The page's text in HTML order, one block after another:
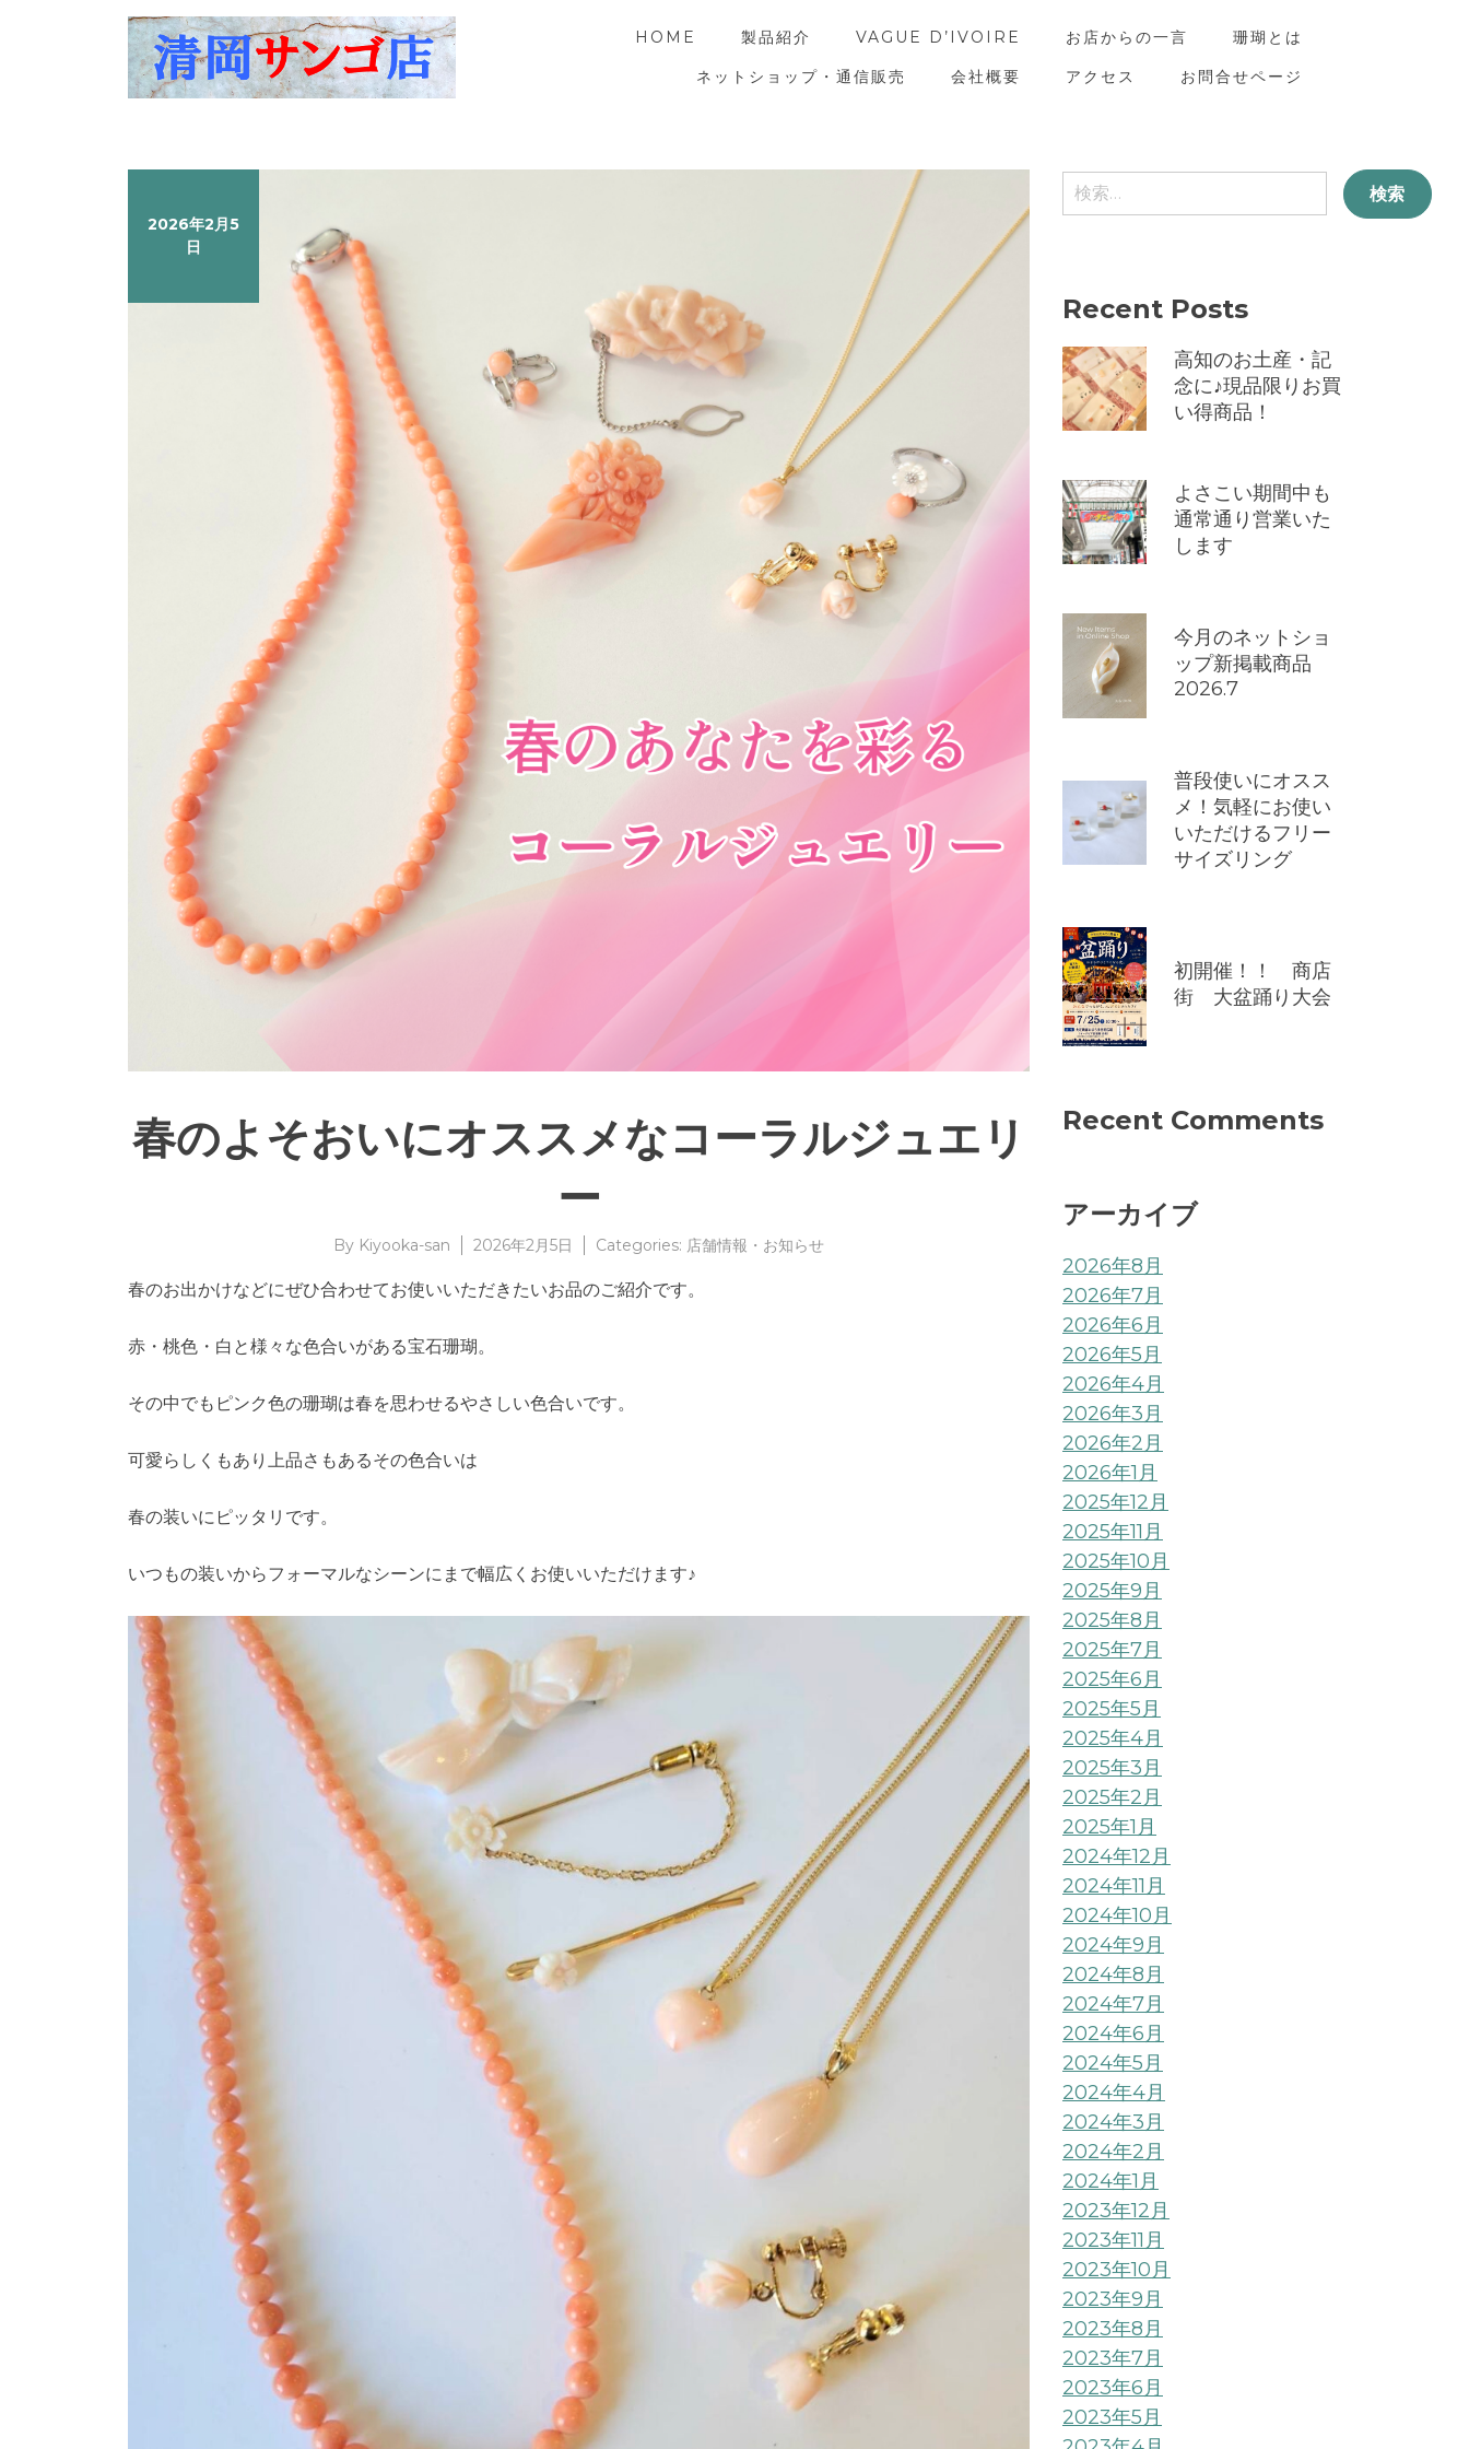
HOME 製品紹介 VAGUE D’IVOIRE お店からの一言
珊瑚とは
ネットショップ・通信販売
会社概要 アクセス お問合せページ
2026年2月5
日
春のよそおいにオススメなコーラルジュエリ
ー
By Kiyooka-san 2026年2月5日 Categories: 店舗情報・お知らせ
春のお出かけなどにぜひ合わせてお使いいただきたいお品のご紹介です。
赤・桃色・白と様々な色合いがある宝石珊瑚。
その中でもピンク色の珊瑚は春を思わせるやさしい色合いです。
可愛らしくもあり上品さもあるその色合いは
春の装いにピッタリです。
いつもの装いからフォーマルなシーンにまで幅広くお使いいただけます♪
検
索:
Recent Posts
高知のお土産・記
念に♪現品限りお買
い得商品！
よさこい期間中も
通常通り営業いた
します
今月のネットショ
ップ新掲載商品
2026.7
普段使いにオスス
メ！気軽にお使い
いただけるフリー
サイズリング
初開催！！ 商店
街 大盆踊り大会
Recent Comments
アーカイブ
2026年8月
2026年7月
2026年6月
2026年5月
2026年4月
2026年3月
2026年2月
2026年1月
2025年12月
2025年11月
2025年10月
2025年9月
2025年8月
2025年7月
2025年6月
2025年5月
2025年4月
2025年3月
2025年2月
2025年1月
2024年12月
2024年11月
2024年10月
2024年9月
2024年8月
2024年7月
2024年6月
2024年5月
2024年4月
2024年3月
2024年2月
2024年1月
2023年12月
2023年11月
2023年10月
2023年9月
2023年8月
2023年7月
2023年6月
2023年5月